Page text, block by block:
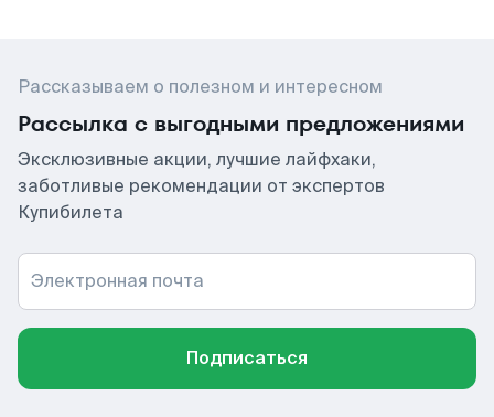
Рассказываем о полезном и интересном
Рассылка с выгодными предложениями
Эксклюзивные акции, лучшие лайфхаки,
заботливые рекомендации от экспертов
Купибилета
Электронная почта
Подписаться